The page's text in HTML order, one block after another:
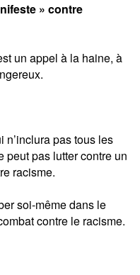
» contre
un appel à la haine, à
n’inclura pas tous les
peut pas lutter contre un
racisme.
soi-même dans le
contre le racisme.